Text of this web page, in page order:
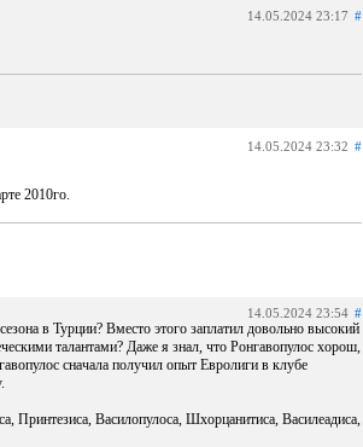
14.05.2024 23:17 #
14.05.2024 23:32 #
2010го.
14.05.2024 23:54 #
в Турции? Вместо этого заплатил довольно высокий
талантами? Даже я знал, что Ронгавопулос хорош,
сначала получил опыт Евролиги в клубе
Принтезиса, Василопулоса, Шхорцанитиса, Василеадиса,